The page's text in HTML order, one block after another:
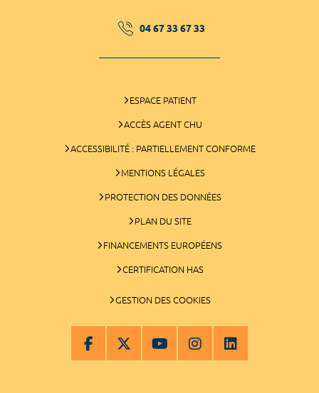
04 67 33 67 33
ESPACE PATIENT
ACCÈS AGENT CHU
ACCESSIBILITÉ : PARTIELLEMENT CONFORME
MENTIONS LÉGALES
PROTECTION DES DONNÉES
PLAN DU SITE
FINANCEMENTS EUROPÉENS
CERTIFICATION HAS
GESTION DES COOKIES